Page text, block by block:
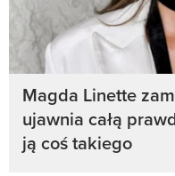
Magda Linette
ujawnia całą
ją coś takiego